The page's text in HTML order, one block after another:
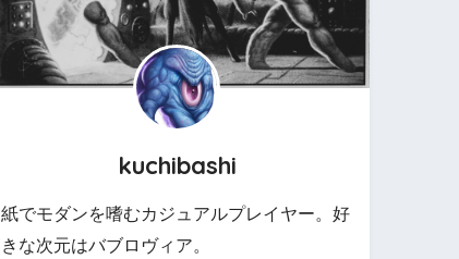
kuchibashi
紙でモダンを嗜むカジュアルプレイヤー。好
きな次元はバブロヴィア。